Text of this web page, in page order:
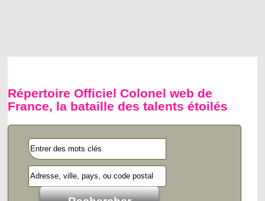
Répertoire Officiel Colonel web de
France, la bataille des talents étoilés